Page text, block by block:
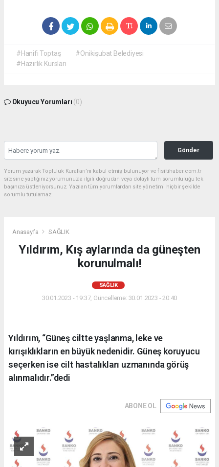
#Hanifi Toptaş
#Onikişubat Belediyesi
#Hazırlık Kursları
Okuyucu Yorumları (0)
Gönder
Yorum yazarak Topluluk Kuralları’nı kabul etmiş bulunuyor ve fisiltihaber.com.tr
sitesine yaptığınız yorumunuzla ilgili doğrudan veya dolaylı tüm sorumluluğu tek
başınıza üstleniyorsunuz. Yazılan tüm yorumlardan site yönetimi hiçbir şekilde
sorumlu tutulamaz.
Anasayfa SAĞLIK
Yıldırım, Kış aylarında da güneşten
korunulmalı!
SAĞLIK
30.01.2023 - 19:37, Güncelleme: 30.01.2023 - 20:40
Yıldırım, “Güneş ciltte yaşlanma, leke ve
kırışıklıkların en büyük nedenidir. Güneş koruyucu
seçerken ise cilt hastalıkları uzmanında görüş
alınmalıdır.”dedi
ABONE OL